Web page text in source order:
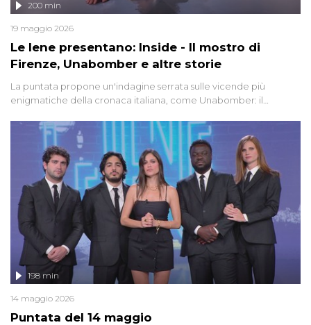
Le Iene presentano: Inside - Il mostro di
Firenze, Unabomber e altre storie
200 min
19 maggio 2026
La puntata propone un'indagine serrata sulle vicende più
enigmatiche della cronaca italiana, come Unabomber: il
'90 e il 2000 che, inquietantemente, potrebbe essere ancora in
libertà. Lo speciale affronta inoltre le zone d'ombra sul Mostro di
Firenze, le cui responsabilità appaiono ancora oggi avvolte in un
groviglio di dubbi mai chiariti. Nel corso dello speciale anche
l'intervista inedita a Olindo Romano, realizzata ne...
Puntata del 14 maggio
198 min
14 maggio 2026